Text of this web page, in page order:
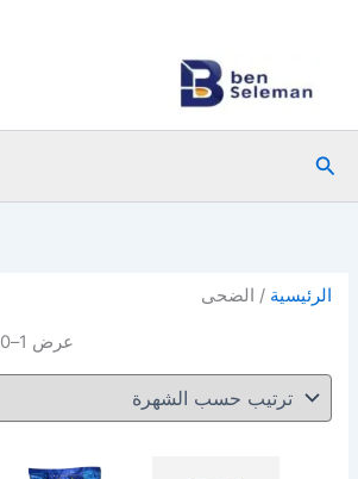
البحث
الرئيسية / الضحى
عرض 1–30 من أصل 105 نتائج